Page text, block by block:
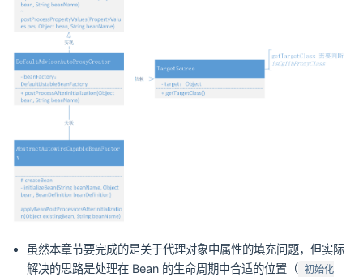
虽然本章节要完成的是关于代理对象中属性的填充问题，但实际
解决的思路是处理在 Bean 的生命周期中合适的位置（ 初始化